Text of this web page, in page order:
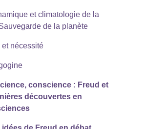
et climatologie de la
de la planète
et nécessité
conscience : Freud et
découvertes en